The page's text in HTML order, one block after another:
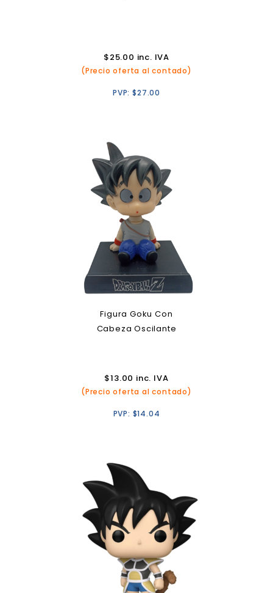
$25.00 inc. IVA
(Precio oferta al contado)
PVP:$27.00
Figura Goku Con
Cabeza Oscilante
$13.00 inc. IVA
(Precio oferta al contado)
PVP: $14.04